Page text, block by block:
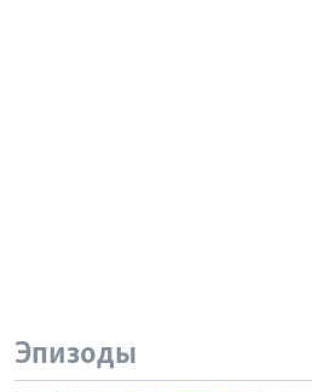
Эпизоды